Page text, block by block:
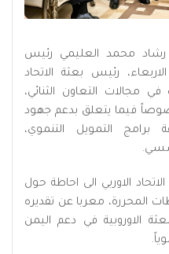
رشاد محمد العليمي رئيس
رئيس بعثة الاتحاد
مجالات التعاون الثنائي،
فيما يتعلق بدعم جهود
برامج التمويل التنموي،
الاوربي الى احاطة حول
المحررة، معربا عن تقديره
الاوروبية في دعم اليمن